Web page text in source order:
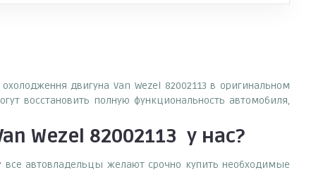
двигуна Van Wezel 82002113 в оригинальном
восстановить полную функциональность автомобиля,
Wezel 82002113 у нас?
все автовладельцы желают срочно купить необходимые